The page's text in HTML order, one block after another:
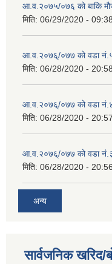
आ.व.२०७५/०७६ को बाकि
मिति: 06/29/2020 - 09:38
आ.व.२०७६्/०७७ को वडा नं.५
मिति: 06/28/2020 - 20:58
आ.व.२०७६्/०७७ को वडा नं.४
मिति: 06/28/2020 - 20:57
आ.व.२०७६्/०७७ को वडा नं.३
मिति: 06/28/2020 - 20:56
अन्य
सार्वजनिक